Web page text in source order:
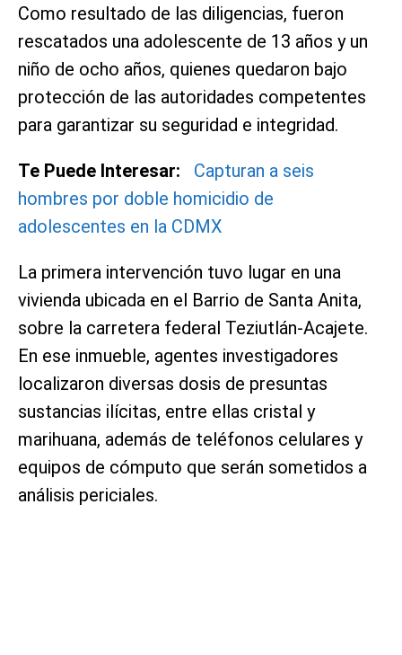
Como resultado de las diligencias, fueron
rescatados una adolescente de 13 años y un
niño de ocho años, quienes quedaron bajo
protección de las autoridades competentes
para garantizar su seguridad e integridad.
Te Puede Interesar:
Capturan a seis
hombres por doble homicidio de
adolescentes en la CDMX
La primera intervención tuvo lugar en una
vivienda ubicada en el Barrio de Santa Anita,
sobre la carretera federal Teziutlán-Acajete.
En ese inmueble, agentes investigadores
localizaron diversas dosis de presuntas
sustancias ilícitas, entre ellas cristal y
marihuana, además de teléfonos celulares y
equipos de cómputo que serán sometidos a
análisis periciales.